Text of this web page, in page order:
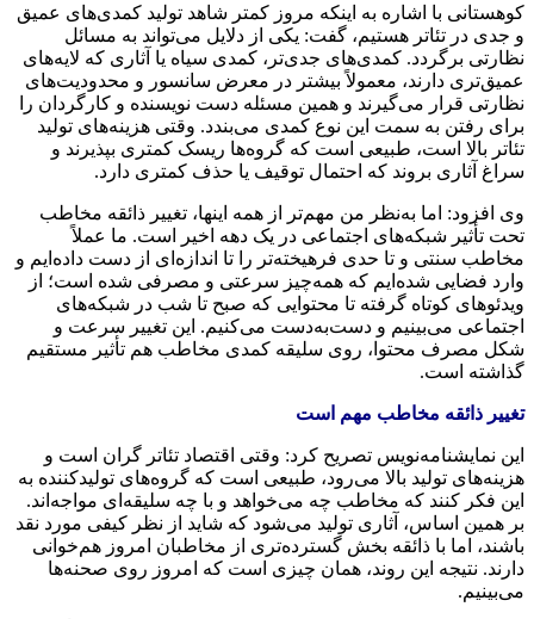
کوهستانی با اشاره به اینکه مروز کمتر شاهد تولید کمدی‌های عمیق
و جدی در تئاتر هستیم، گفت: یکی از دلایل می‌تواند به مسائل
نظارتی برگردد. کمدی‌های جدی‌تر، کمدی سیاه یا آثاری که لایه‌های
عمیق‌تری دارند، معمولاً بیشتر در معرض سانسور و محدودیت‌های
نظارتی قرار می‌گیرند و همین مسئله دست نویسنده و کارگردان را
برای رفتن به سمت این نوع کمدی می‌بندد. وقتی هزینه‌های تولید
تئاتر بالا است، طبیعی است که گروه‌ها ریسک کمتری بپذیرند و
سراغ آثاری بروند که احتمال توقیف یا حذف کمتری دارد.
وی افزود: اما به‌نظر من مهم‌تر از همه اینها، تغییر ذائقه مخاطب
تحت تأثیر شبکه‌های اجتماعی در یک دهه اخیر است. ما عملاً
مخاطب سنتی و تا حدی فرهیخته‌تر را تا اندازه‌ای از دست داده‌ایم و
وارد فضایی شده‌ایم که همه‌چیز سرعتی و مصرفی شده است؛ از
ویدئوهای کوتاه گرفته تا محتوایی که صبح تا شب در شبکه‌های
اجتماعی می‌بینیم و دست‌به‌دست می‌کنیم. این تغییر سرعت و
شکل مصرف محتوا، روی سلیقه کمدی مخاطب هم تأثیر مستقیم
گذاشته است.
تغییر ذائقه مخاطب مهم است
این نمایشنامه‌نویس تصریح کرد: وقتی اقتصاد تئاتر گران است و
هزینه‌های تولید بالا می‌رود، طبیعی است که گروه‌های تولیدکننده به
این فکر کنند که مخاطب چه می‌خواهد و با چه سلیقه‌ای مواجه‌اند.
بر همین اساس، آثاری تولید می‌شود که شاید از نظر کیفی مورد نقد
باشند، اما با ذائقه بخش گسترده‌تری از مخاطبان امروز هم‌خوانی
دارند. نتیجه این روند، همان چیزی است که امروز روی صحنه‌ها
می‌بینیم.